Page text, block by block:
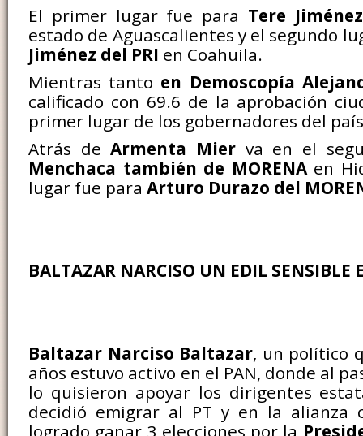
El primer lugar fue para Tere
estado de Aguascalientes y el segundo
Jiménez del PRI en Coahuila.
Mientras tanto en Demoscopía
calificado con 69.6 de la aprobación
primer lugar de los gobernadores del
Atrás deArmenta Mier va en el
Menchaca también de MORENAen
lugar fue para Arturo Durazo del
BALTAZAR NARCISO UN EDIL SENSIBLE
Baltazar Narciso Baltazar, un político
años estuvo activo en el PAN, donde al
lo quisieron apoyar los dirigentes
decidió emigrar al PT y en la alianza
logrado ganar 3 elecciones por la